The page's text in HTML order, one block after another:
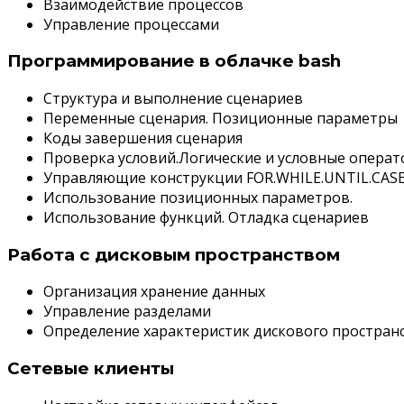
Взаимодействие процессов
Управление процессами
Программирование в облачке bash
Структура и выполнение сценариев
Переменные сценария. Позиционные параметры
Коды завершения сценария
Проверка условий.Логические и условные
Управляющие конструкции
Использование позиционных параметров.
Использование функций. Отладка сценариев
Работа с дисковым пространством
Организация хранение данных
Управление разделами
Определение характеристик дискового
Сетевые клиенты